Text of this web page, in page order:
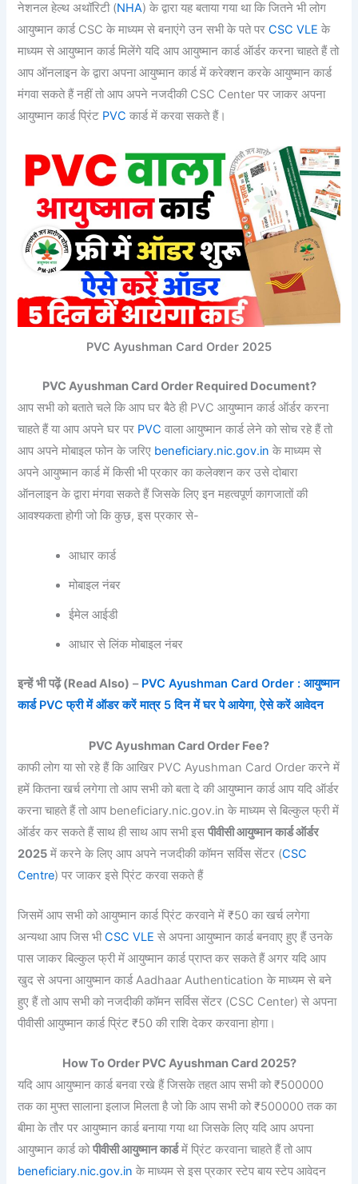
नेशनल हेल्थ अथॉरिटी (NHA) के द्वारा यह बताया गया था कि जितने भी लोग
आयुष्मान कार्ड CSC के माध्यम से बनाएंगे उन सभी के पते पर CSC VLE के
माध्यम से आयुष्मान कार्ड मिलेंगे यदि आप आयुष्मान कार्ड ऑर्डर करना चाहते हैं तो
आप ऑनलाइन के द्वारा अपना आयुष्मान कार्ड में करेक्शन करके आयुष्मान कार्ड
मंगवा सकते हैं नहीं तो आप अपने नजदीकी CSC Center पर जाकर अपना
आयुष्मान कार्ड प्रिंट PVC कार्ड में करवा सकते हैं।
PVC Ayushman Card Order 2025
PVC Ayushman Card Order Required Document?
आप सभी को बताते चले कि आप घर बैठे ही PVC आयुष्मान कार्ड ऑर्डर करना
चाहते हैं या आप अपने घर पर PVC वाला आयुष्मान कार्ड लेने को सोच रहे हैं तो
आप अपने मोबाइल फोन के जरिए beneficiary.nic.gov.in के माध्यम से
अपने आयुष्मान कार्ड में किसी भी प्रकार का कलेक्शन कर उसे दोबारा
ऑनलाइन के द्वारा मंगवा सकते हैं जिसके लिए इन महत्वपूर्ण कागजातों की
आवश्यकता होगी जो कि कुछ, इस प्रकार से-
आधार कार्ड
मोबाइल नंबर
ईमेल आईडी
आधार से लिंक मोबाइल नंबर
इन्हें भी पढ़ें(Read Also) –PVC Ayushman Card Order : आयुष्मान
कार्ड PVC फ्री में ऑडर करें मात्र 5 दिन में घर पे आयेगा, ऐसे करें आवेदन
PVC Ayushman Card Order Fee?
काफी लोग या सो रहे हैं कि आखिर PVC Ayushman Card Order करने में
हमें कितना खर्च लगेगा तो आप सभी को बता दे की आयुष्मान कार्ड आप यदि ऑर्डर
करना चाहते हैं तो आप beneficiary.nic.gov.in के माध्यम से बिल्कुल फ्री में
ऑर्डर कर सकते हैं साथ ही साथ आप सभी इसपीवीसी आयुष्मान कार्ड ऑर्डर
2025 में करने के लिए आप अपने नजदीकी कॉमन सर्विस सेंटर (CSC
Centre) पर जाकर इसे प्रिंट करवा सकते हैं
जिसमें आप सभी को आयुष्मान कार्ड प्रिंट करवाने में ₹50 का खर्च लगेगा
अन्यथा आप जिस भीCSC VLE से अपना आयुष्मान कार्ड बनवाए हुए हैं उनके
पास जाकर बिल्कुल फ्री में आयुष्मान कार्ड प्राप्त कर सकते हैं अगर यदि आप
खुद से अपना आयुष्मान कार्ड Aadhaar Authentication के माध्यम से बने
हुए हैं तो आप सभी को नजदीकी कॉमन सर्विस सेंटर (CSC Center) से अपना
पीवीसी आयुष्मान कार्ड प्रिंट ₹50 की राशि देकर करवाना होगा।
How To Order PVC Ayushman Card 2025?
यदि आप आयुष्मान कार्ड बनवा रखे हैं जिसके तहत आप सभी को ₹500000
तक का मुफ्त सालाना इलाज मिलता है जो कि आप सभी को ₹500000 तक का
बीमा के तौर पर आयुष्मान कार्ड बनाया गया था जिसके लिए यदि आप अपना
आयुष्मान कार्ड कोपीवीसी आयुष्मान कार्डमें प्रिंट करवाना चाहते हैं तो आप
beneficiary.nic.gov.in के माध्यम से इस प्रकार स्टेप बाय स्टेप आवेदन